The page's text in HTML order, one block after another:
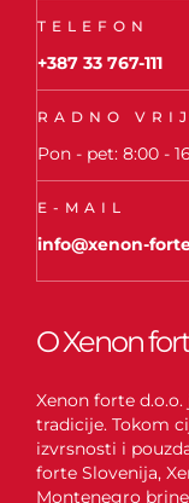
TELEFON
+387 33 767-111
RADNO
Pon - pet: 8:00 -
E-MAIL
info@xenon-
O Xenon
Xenon forte
tradicije. Tokom
izvrsnosti i
forte Slovenija,
Montenegro